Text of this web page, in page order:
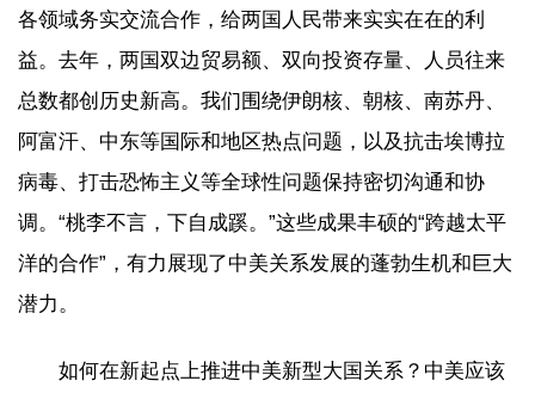
各领域务实交流合作，给两国人民带来实实在在的利
益。去年，两国双边贸易额、双向投资存量、人员往来
总数都创历史新高。我们围绕伊朗核、朝核、南苏丹、
阿富汗、中东等国际和地区热点问题，以及抗击埃博拉
病毒、打击恐怖主义等全球性问题保持密切沟通和协
调。“桃李不言，下自成蹊。”这些成果丰硕的“跨越太平
洋的合作”，有力展现了中美关系发展的蓬勃生机和巨大
潜力。
如何在新起点上推进中美新型大国关系？中美应该